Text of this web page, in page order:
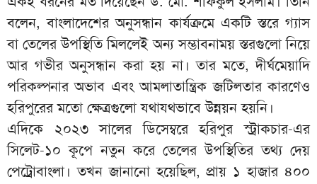
বলেন, বাংলাদেশের অনুসন্ধান কার্যক্রমে একটি স্তরে গ্যাস
বা তেলের উপস্থিতি মিললেই অন্য সম্ভাবনাময় স্তরগুলো নিয়ে
আর গভীর অনুসন্ধান করা হয় না। তার মতে, দীর্ঘমেয়াদি
পরিকল্পনার অভাব এবং আমলাতান্ত্রিক জটিলতার কারণেও
হরিপুরের মতো ক্ষেত্রগুলো যথাযথভাবে উন্নয়ন হয়নি।
এদিকে ২০২৩ সালের ডিসেম্বরে হরিপুর স্ট্রাকচার-এর
সিলেট-১০ কূপে নতুন করে তেলের উপস্থিতির তথ্য দেয়
পেট্রোবাংলা। তখন জানানো হয়েছিল, প্রায় ১ হাজার ৪০০